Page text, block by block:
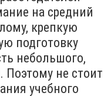
на средний
крепкую
подготовку
небольшого,
не стоит
учебного